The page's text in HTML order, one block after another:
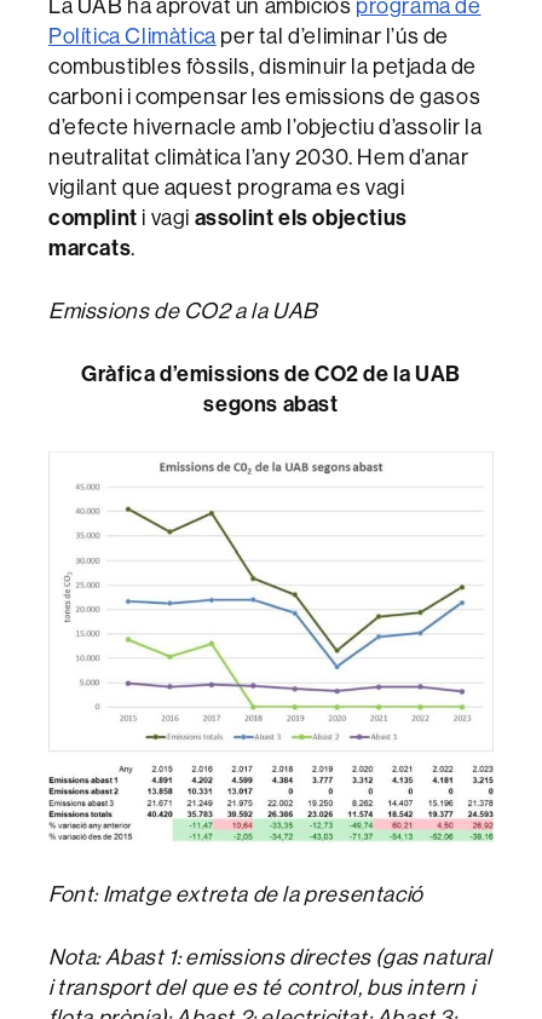
Política Climàtica per tal d’eliminar l’ús de
combustibles fòssils, disminuir la petjada de
carboni i compensar les emissions de gasos
d’efecte hivernacle amb l’objectiu d’assolir la
neutralitat climàtica l’any 2030. Hem d’anar
vigilant que aquest programa es vagi
complint i vagi assolint els objectius
marcats.
Emissions de CO2 a la UAB
Gràfica d’emissions de CO2 de la UAB
segons abast
Font: Imatge extreta de la presentació
Nota: Abast 1: emissions directes (gas natural
i transport del que es té control, bus intern i